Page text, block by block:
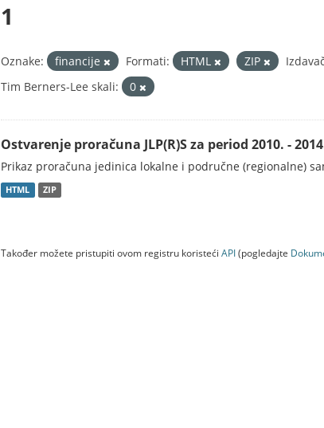
1
Oznake: financije Formati: HTML ZIP
Tim Berners-Lee skali:
0
Ostvarenje proračuna JLP(R)S za period 2010. -
Prikaz proračuna jedinica lokalne i područne (regionalne)
HTML ZIP
Također možete pristupiti ovom registru koristeći API(pogledajte